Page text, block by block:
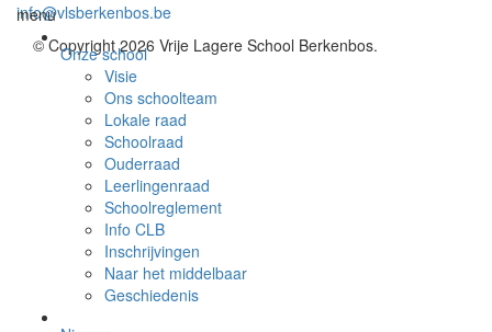
menu
Onze school
Visie
Ons schoolteam
Lokale raad
Schoolraad
Ouderraad
Leerlingenraad
Schoolreglement
Info CLB
Inschrijvingen
Naar het middelbaar
Geschiedenis
info@vlsberkenbos.be
© Copyright 2026 Vrije Lagere School Berkenbos.